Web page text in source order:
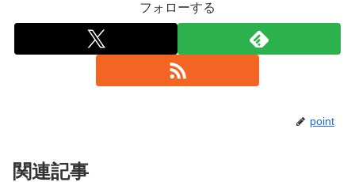
フォローする
point
関連記事